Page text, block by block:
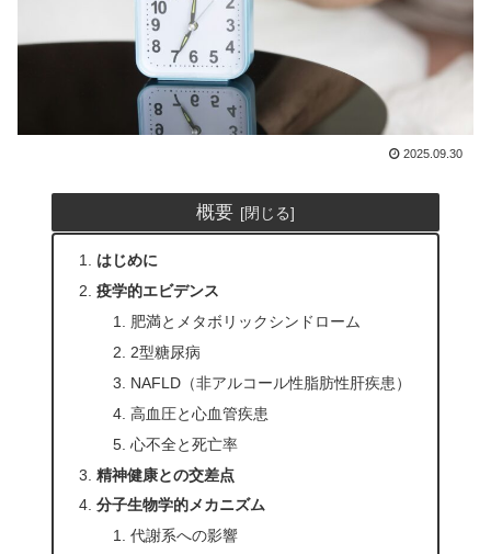
2025.09.30
概要
はじめに
疫学的エビデンス
肥満とメタボリックシンドローム
2型糖尿病
NAFLD（非アルコール性脂肪性肝疾患）
高血圧と心血管疾患
心不全と死亡率
精神健康との交差点
分子生物学的メカニズム
代謝系への影響